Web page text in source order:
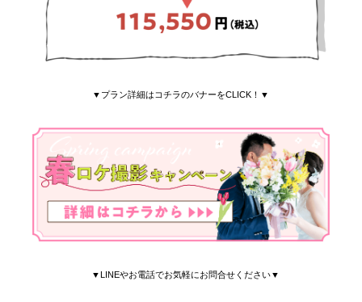
▼プラン詳細はコチラのバナーをCLICK！▼
▼LINEやお電話でお気軽にお問合せください▼